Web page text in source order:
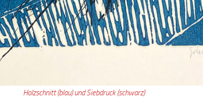
Holzschnitt (blau) und Siebdruck (schwarz)